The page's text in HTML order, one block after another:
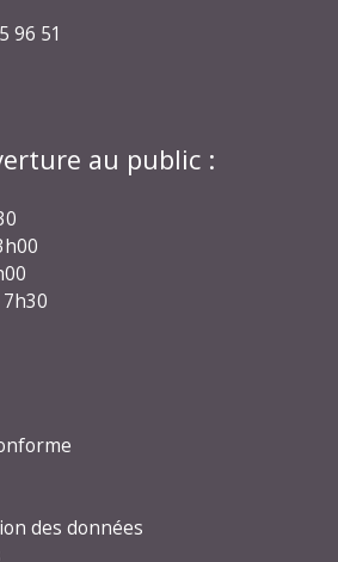
96 51
au public :
des données